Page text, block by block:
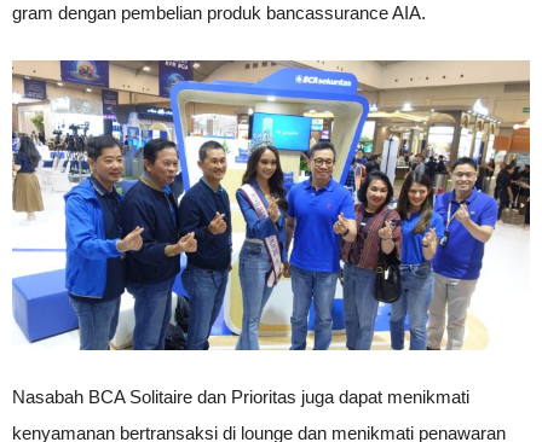
gram dengan pembelian produk bancassurance AIA.
Nasabah BCA Solitaire dan Prioritas juga dapat menikmati
kenyamanan bertransaksi di lounge dan menikmati penawaran